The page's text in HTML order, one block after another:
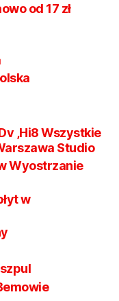
od 17 zł
,Hi8 Wszystkie
Studio
Wyostrzanie
w